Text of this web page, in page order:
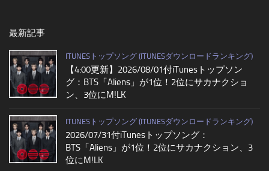
最新記事
ITUNESトップソング (ITUNESダウンロードランキング)
【4:00更新】2026/08/01付iTunesトップソン
グ：BTS「Aliens」が1位！2位にサカナクショ
ン、3位にM!LK
ITUNESトップソング (ITUNESダウンロードランキング)
2026/07/31付iTunesトップソング：
BTS「Aliens」が1位！2位にサカナクション、3
位にM!LK